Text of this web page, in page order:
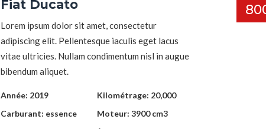
Fiat Ducato
Lorem ipsum dolor sit amet, consectetur
adipiscing elit. Pellentesque iaculis eget lacus
vitae ultricies. Nullam condimentum nisl in augue
bibendum aliquet.
Année: 2019 Kilométrage: 20,000
Carburant: essence Moteur: 3900 cm3